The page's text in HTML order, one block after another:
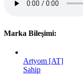
Marka Bileşimi:
Artyom [AT]
Sahip